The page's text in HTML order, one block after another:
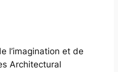
l’imagination et de
Architectural